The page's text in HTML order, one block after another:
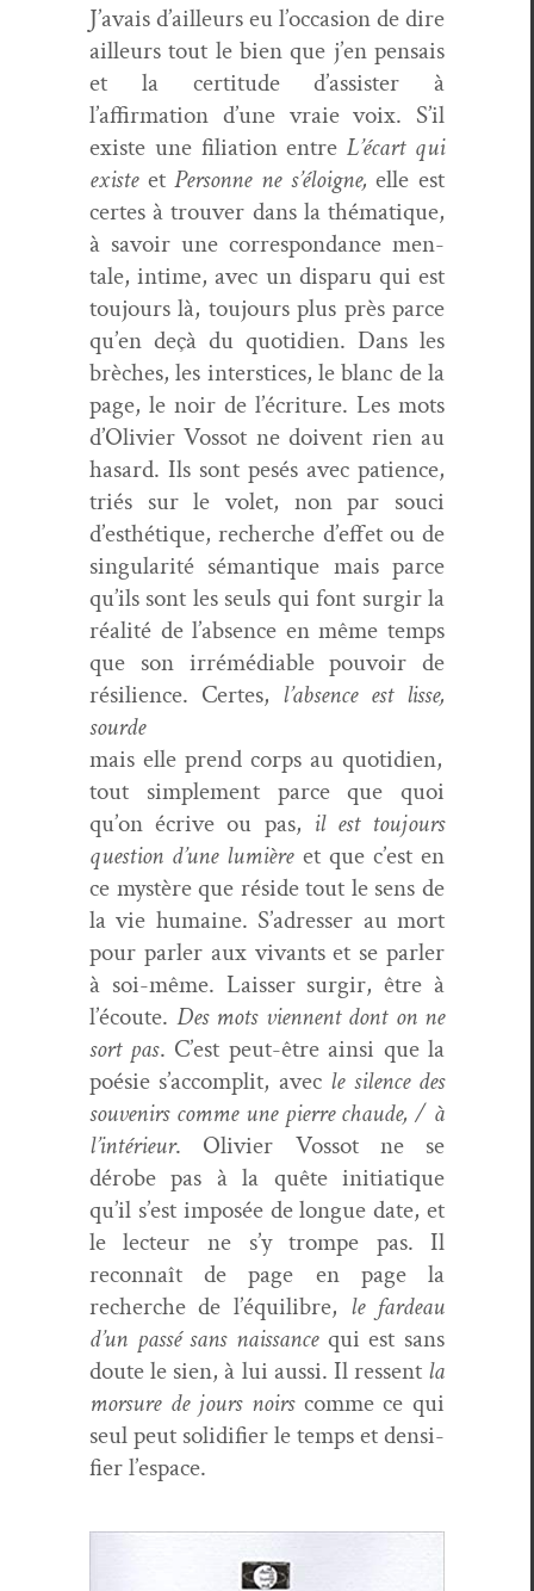
J’avais d’ailleurs eu l’occasion de dire
ailleurs tout le bien que j’en pen­sais
et la cer­ti­tude d’assister à
l’affirmation d’une vraie voix. S’il
existe une fil­i­a­tion entreL’écart qui
existeetPer­son­ne ne s’éloigne,elle est
certes à trou­ver dans la thé­ma­tique,
à savoir une cor­re­spon­dance men­
tale, intime, avec un dis­paru qui est
tou­jours là, tou­jours plus près parce
qu’en deçà du quo­ti­di­en. Dans les
brèch­es, les inter­stices, le blanc de la
page, le noir de l’écriture. Les mots
d’Olivier Vos­sot ne doivent rien au
hasard. Ils sont pesés avec patience,
triés sur le volet, non par souci
d’esthétique, recherche d’effet ou de
sin­gu­lar­ité séman­tique mais parce
qu’ils sont les seuls qui font sur­gir la
réal­ité de l’absence en même temps
que son irrémé­di­a­ble pou­voir de
résilience. Certes, l’absence est lisse,
sourde
mais elle prend corps au quo­ti­di­en,
tout sim­ple­ment parce que quoi
qu’on écrive ou pas, il est tou­jours
ques­tion d’une lumièreet que c’est en
ce mys­tère que réside tout le sens de
la vie humaine. S’adresser au mort
pour par­ler aux vivants et se par­ler
à soi-même. Laiss­er sur­gir, être à
l’écoute. Des mots vien­nent dont on ne
sort pas. C’est peut-être ain­si que la
poésie s’accomplit, avec le silence des
sou­venirs comme une pierre chaude, / à
l’intérieur. Olivi­er Vos­sot ne se
dérobe pas à la quête ini­ti­a­tique
qu’il s’est imposée de longue date, et
le lecteur ne s’y trompe pas. Il
recon­naît de page en page la
recherche de l’équilibre, le fardeau
d’un passé sans nais­sancequi est sans
doute le sien, à lui aus­si. Il ressent la
mor­sure de jours noirscomme ce qui
seul peut solid­i­fi­er le temps et den­si­
fi­er l’espace.